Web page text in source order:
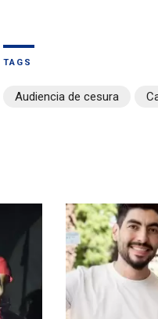
TAGS
Audiencia de cesura